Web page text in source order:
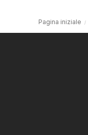
Pagina iniziale